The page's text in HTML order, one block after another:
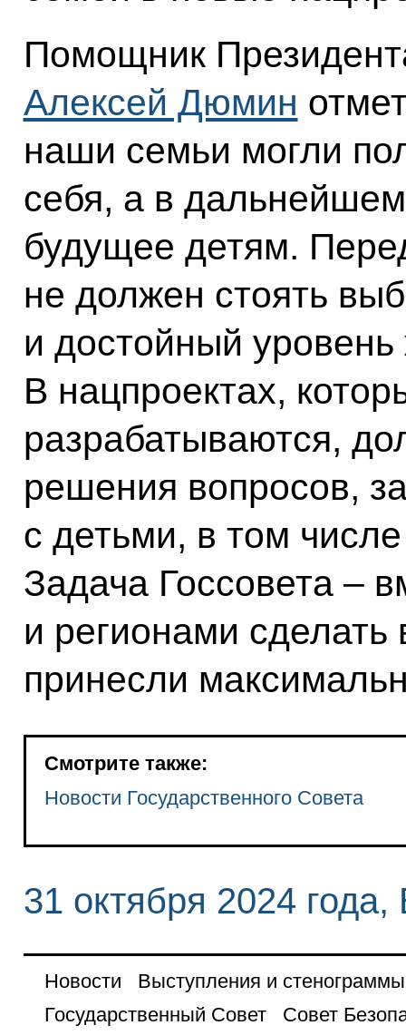
Помощник
Алексей Дюмин
наши семьи могли
себя, а в
будущее детям.
не должен стоять
и достойный
В нацпроектах,
разрабатываются,
решения вопросов,
с детьми, в том
Задача Госсовета –
и регионами
принесли
Смотрите также:
Новости Государственного Совета
31 октября 2024
Новости
Выступления и стенограммы
Государственный Совет
Совет